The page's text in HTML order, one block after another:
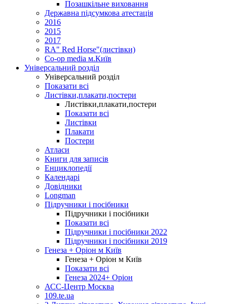
Позашкільне виховання
Державна підсумкова атестація
2016
2015
2017
RA" Red Horse"(листівки)
Co-op media м.Київ
Універсальний розділ
Універсальний розділ
Показати всі
Листівки,плакати,постери
Листівки,плакати,постери
Показати всі
Листівки
Плакати
Постери
Атласи
Книги для записів
Енциклопедії
Календарі
Довідники
Longman
Підручники і посібники
Підручники і посібники
Показати всі
Підручники і посібники 2022
Підручники і посібники 2019
Генеза + Оріон м Київ
Генеза + Оріон м Київ
Показати всі
Генеза 2024+ Оріон
АСС-Центр Москва
109.te.ua